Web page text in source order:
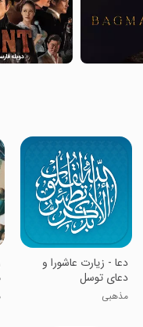
دعا - زیارت عاشورا و
دعای توسل
مذهبی